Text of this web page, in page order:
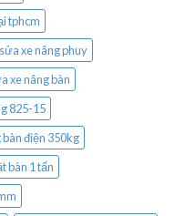
tphcm
xe nâng phuy
xe nâng bàn
825-15
bàn điện 350kg
bàn 1 tấn